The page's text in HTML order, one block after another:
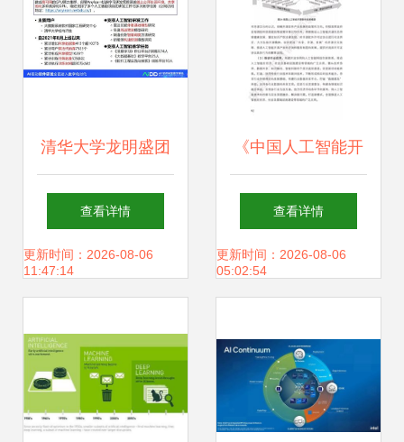
发
清华大学龙明盛团
队 引领人工智能工
程化软件研发与应
查看详情
更新时间：2026-08-06
11:47:14
《中国人工智能开
源软件发展白皮
书》深度解读 赋能
开发
查看详情
更新时间：2026-08-06
05:02:54